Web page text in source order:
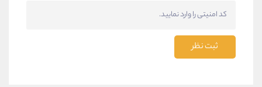
ثبت نظر